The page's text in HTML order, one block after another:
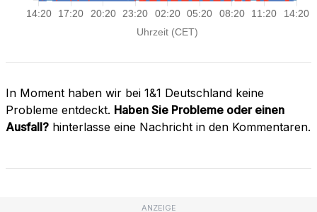
In Moment haben wir bei 1&1 Deutschland keine
Probleme entdeckt. Haben Sie Probleme oder einen
Ausfall? hinterlasse eine Nachricht in den Kommentaren.
ANZEIGE